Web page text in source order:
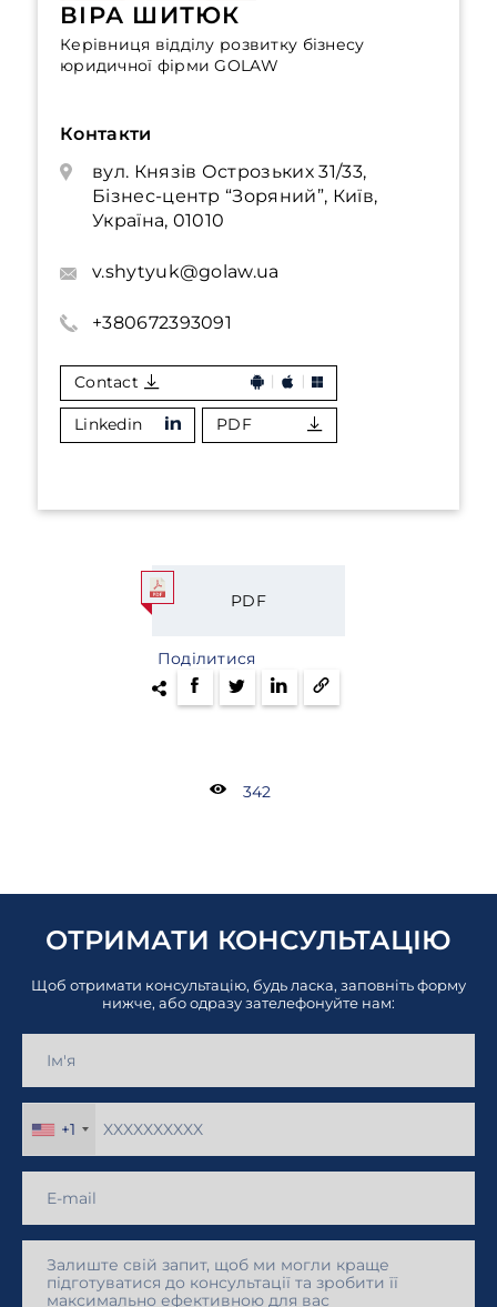
ВІРА ШИТЮК
Керівниця відділу розвитку бізнесу
юридичної фірми GOLAW
Контакти
вул. Князів Острозьких 31/33,
Бізнес-центр “Зоряний”, Київ,
Україна, 01010
v.shytyuk@golaw.ua
+380672393091
Contact
Linkedin PDF
PDF
Поділитися
342
ОТРИМАТИ КОНСУЛЬТАЦІЮ
Щоб отримати консультацію, будь ласка, заповніть форму
нижче, або одразу зателефонуйте нам:
+1